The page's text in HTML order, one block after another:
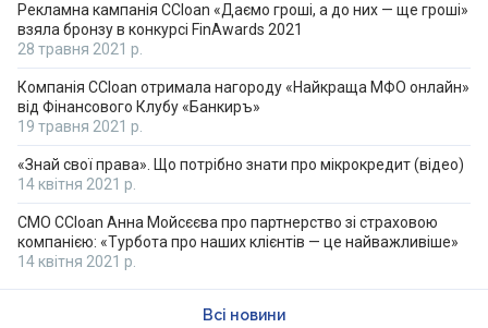
Рекламна кампанія CCloan «Даємо гроші, а до них — ще гроші»
взяла бронзу в конкурсі FinAwards 2021
28 травня 2021 р.
Компанія CCloan отримала нагороду «Найкраща МФО онлайн»
від Фінансового Клубу «Банкиръ»
19 травня 2021 р.
«Знай свої права». Що потрібно знати про мікрокредит (відео)
14 квітня 2021 р.
CMO CCloan Анна Мойсєєва про партнерство зі страховою
компанією: «Турбота про наших клієнтів — це найважливіше»
14 квітня 2021 р.
Всі новини